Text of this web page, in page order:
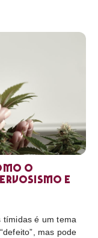
o
e
tímidas é um tema
mas pode